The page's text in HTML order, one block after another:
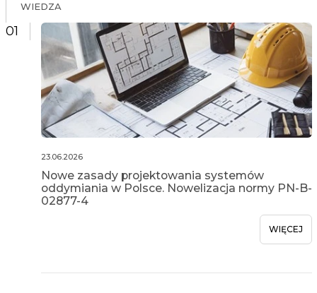
WIEDZA
01
23.06.2026
Nowe zasady projektowania systemów
oddymiania w Polsce. Nowelizacja normy PN-B-
02877-4
WIĘCEJ